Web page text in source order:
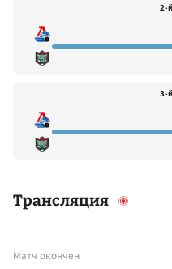
2-
3-
Трансляция
Матч окончен